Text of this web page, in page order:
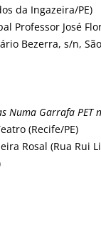
da Ingazeira/PE)
Professor José
Bezerra, s/n,
Numa Garrafa PET
(Recife/PE)
Rosal (Rua Rui